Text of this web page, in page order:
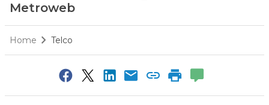
Metroweb
Home Telco